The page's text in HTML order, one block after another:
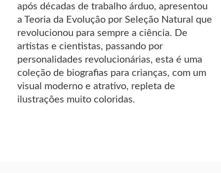
após décadas de trabalho árduo, apresentou
a Teoria da Evolução por Seleção Natural que
revolucionou para sempre a ciência. De
artistas e cientistas, passando por
personalidades revolucionárias, esta é uma
coleção de biografias para crianças, com um
visual moderno e atrativo, repleta de
ilustrações muito coloridas.